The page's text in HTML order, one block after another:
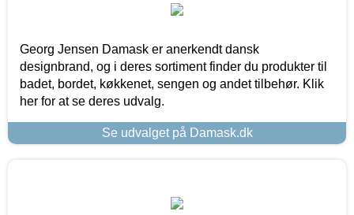
Georg Jensen Damask er anerkendt dansk
designbrand, og i deres sortiment finder du produkter til
badet, bordet, køkkenet, sengen og andet tilbehør. Klik
her for at se deres udvalg.
Se udvalget på Damask.dk